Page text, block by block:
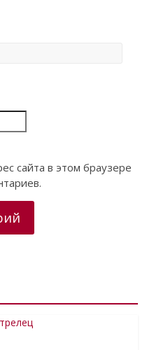
сайта в этом браузере